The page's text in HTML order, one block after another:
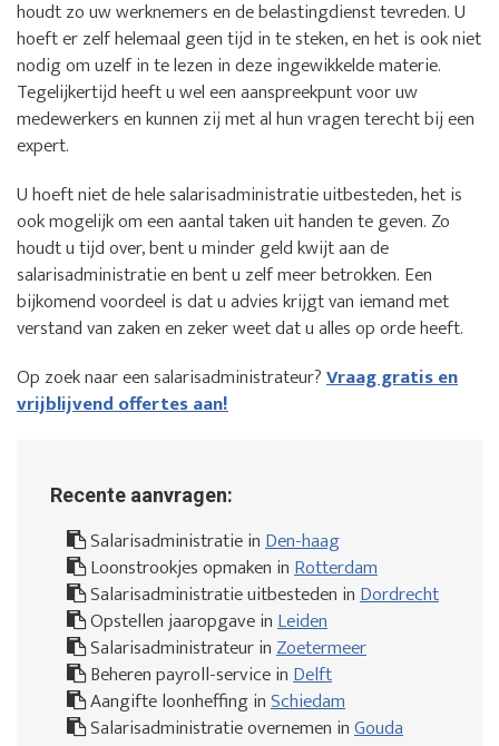
houdt zo uw werknemers en de belastingdienst tevreden. U
hoeft er zelf helemaal geen tijd in te steken, en het is ook niet
nodig om uzelf in te lezen in deze ingewikkelde materie.
Tegelijkertijd heeft u wel een aanspreekpunt voor uw
medewerkers en kunnen zij met al hun vragen terecht bij een
expert.
U hoeft niet de hele salarisadministratie uitbesteden, het is
ook mogelijk om een aantal taken uit handen te geven. Zo
houdt u tijd over, bent u minder geld kwijt aan de
salarisadministratie en bent u zelf meer betrokken. Een
bijkomend voordeel is dat u advies krijgt van iemand met
verstand van zaken en zeker weet dat u alles op orde heeft.
Op zoek naar een salarisadministrateur?Vraag gratis en
vrijblijvend offertes aan!
Recente aanvragen:
Salarisadministratie inDen-haag
Loonstrookjes opmaken inRotterdam
Salarisadministratie uitbesteden inDordrecht
Opstellen jaaropgave inLeiden
Salarisadministrateur inZoetermeer
Beheren payroll-service inDelft
Aangifte loonheffing inSchiedam
Salarisadministratie overnemen inGouda